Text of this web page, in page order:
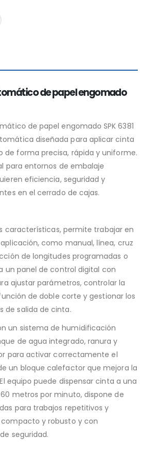
de papel engomado
de papel engomado SPK 6381
diseñada para aplicar cinta
de forma precisa, rápida y uniforme.
para entornos de embalaje
eficiencia, seguridad y
en el cerrado de cajas.
características, permite trabajar en
como manual, línea, cruz
de longitudes programadas o
un panel de control digital con
ajustar parámetros, controlar la
de doble corte y gestionar los
de salida de cinta.
un sistema de humidificación
de agua integrado, ranura y
para activar correctamente el
un bloque calefactor que mejora la
equipo puede dispensar cinta a una
metros por minuto, dispone de
para trabajos repetitivos y
y robusto y con
seguridad.